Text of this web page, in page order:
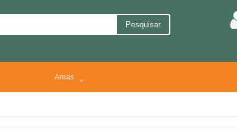
Pesquisar
Areas